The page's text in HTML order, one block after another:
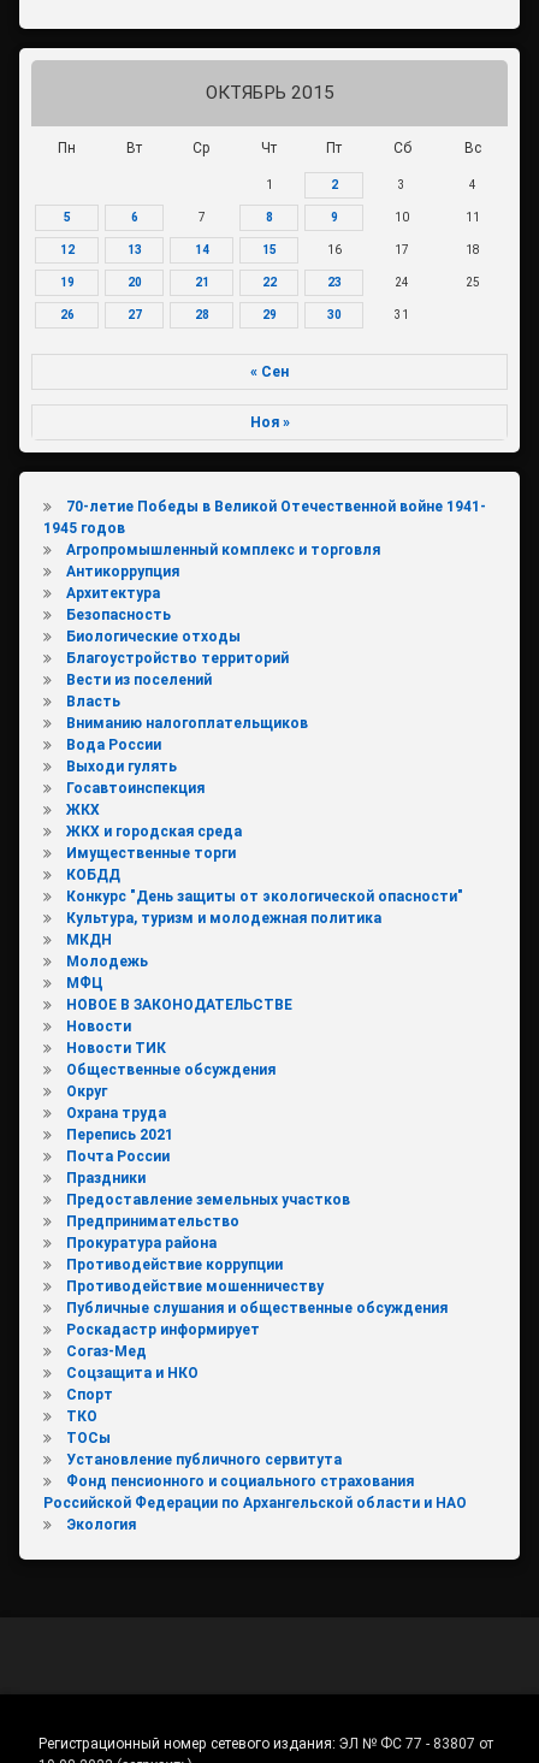
ОКТЯБРЬ 2015
Пн Вт Ср Чт Пт Сб Вс
1 2 3 4
5 6 7 8 9 10 11
12 13 14 15 16 17 18
19 20 21 22 23 24 25
26 27 28 29 30 31
« Сен
Ноя »
70-летие Победы в Великой Отечественной войне 1941-
1945 годов
Агропромышленный комплекс и торговля
Антикоррупция
Архитектура
Безопасность
Биологические отходы
Благоустройство территорий
Вести из поселений
Власть
Вниманию налогоплательщиков
Вода России
Выходи гулять
Госавтоинспекция
ЖКХ
ЖКХ и городская среда
Имущественные торги
КОБДД
Конкурс "День защиты от экологической опасности"
Культура, туризм и молодежная политика
МКДН
Молодежь
МФЦ
НОВОЕ В ЗАКОНОДАТЕЛЬСТВЕ
Новости
Новости ТИК
Общественные обсуждения
Округ
Охрана труда
Перепись 2021
Почта России
Праздники
Предоставление земельных участков
Предпринимательство
Прокуратура района
Противодействие коррупции
Противодействие мошенничеству
Публичные слушания и общественные обсуждения
Роскадастр информирует
Согаз-Мед
Соцзащита и НКО
Спорт
ТКО
ТОСы
Установление публичного сервитута
Фонд пенсионного и социального страхования
Российской Федерации по Архангельской области и НАО
Экология
Регистрационный номер сетевого издания: ЭЛ № ФС 77 - 83807 от